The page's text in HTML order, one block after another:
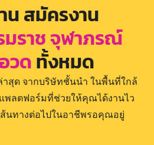
น สมัครงาน
มราช จุฬาภรณ์
วดทั้งหมด
สุด จากบริษัทชั้นนำ ในพื้นที่ใกล้
พลตฟอร์มที่ช่วยให้คุณได้งานไว
ส้นทางต่อไปในอาชีพรอคุณอยู่